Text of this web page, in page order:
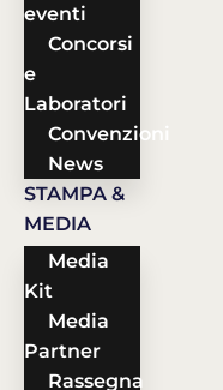
eventi
Concorsi
e
Laboratori
Convenzioni
News
STAMPA &
MEDIA
Media
Kit
Media
Partner
Rassegna